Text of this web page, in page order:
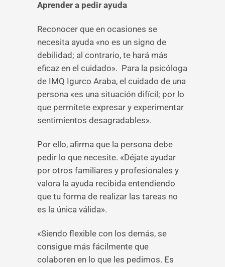
Aprender a pedir ayuda
Reconocer que en ocasiones se
necesita ayuda «no es un signo de
debilidad; al contrario, te hará más
eficaz en el cuidado». Para la psicóloga
de IMQ Igurco Araba, el cuidado de una
persona «es una situación difícil; por lo
que permítete expresar y experimentar
sentimientos desagradables».
Por ello, afirma que la persona debe
pedir lo que necesite. «Déjate ayudar
por otros familiares y profesionales y
valora la ayuda recibida entendiendo
que tu forma de realizar las tareas no
es la única válida».
«Siendo flexible con los demás, se
consigue más fácilmente que
colaboren en lo que les pedimos. Es